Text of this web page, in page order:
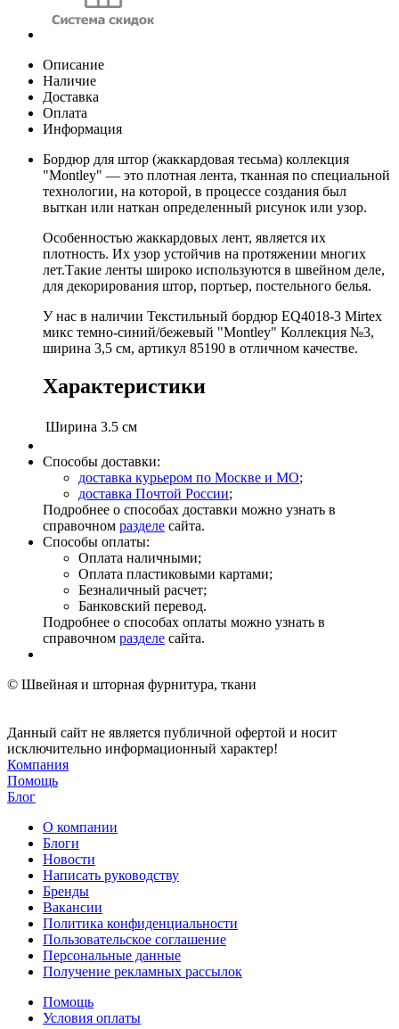
Описание
Наличие
Доставка
Оплата
Информация
Бордюр для штор (жаккардовая тесьма) коллекция
"Montley" — это плотная лента, тканная по специальной
технологии, на которой, в процессе создания был
выткан или наткан определенный рисунок или узор.
Особенностью жаккардовых лент, является их
плотность. Их узор устойчив на протяжении многих
лет.Такие ленты широко используются в швейном деле,
для декорирования штор, портьер, постельного белья.
У нас в наличии Текстильный бордюр EQ4018-3 Mirtex
микс темно-синий/бежевый "Montley" Коллекция №3,
ширина 3,5 см, артикул 85190 в отличном качестве.
Характеристики
Ширина 3.5 см
Способы доставки:
доставка курьером по Москве и МО;
доставка Почтой России;
Подробнее о способах доставки можно узнать в
справочном разделе сайта.
Способы оплаты:
Оплата наличными;
Оплата пластиковыми картами;
Безналичный расчет;
Банковский перевод.
Подробнее о способах оплаты можно узнать в
справочном разделе сайта.
© Швейная и шторная фурнитура, ткани
Данный сайт не является публичной офертой и носит
исключительно информационный характер!
Компания
Помощь
Блог
О компании
Блоги
Новости
Написать руководству
Бренды
Вакансии
Политика конфиденциальности
Пользовательское соглашение
Персональные данные
Получение рекламных рассылок
Помощь
Условия оплаты